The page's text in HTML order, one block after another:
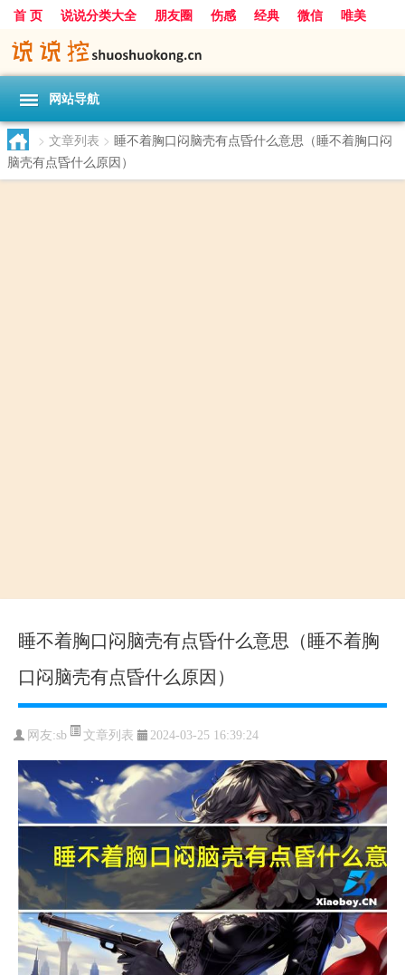
首 页 说说分类大全 朋友圈 伤感 经典 微信
唯美
励志
爱情 搞笑
网站导航
> 文章列表 > 睡不着胸口闷脑壳有点昏什么意思（睡不着胸口闷
脑壳有点昏什么原因）
睡不着胸口闷脑壳有点昏什么意思（睡不着胸
口闷脑壳有点昏什么原因）
网友:sb 文章列表 2024-03-25 16:39:24